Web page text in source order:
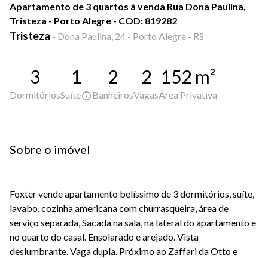
Apartamento de 3 quartos à venda Rua Dona Paulina,
Tristeza - Porto Alegre - COD: 819282
Tristeza - Dona Paulina, 24 - Porto Alegre - RS
3
Dormitórios
1
Suíte
2
Banheiros
2
Vagas
152 m²
Área Privativa
Sobre o imóvel
Foxter vende apartamento belíssimo de 3 dormitórios, suíte,
lavabo, cozinha americana com churrasqueira, área de
serviço separada, Sacada na sala, na lateral do apartamento e
no quarto do casal. Ensolarado e arejado. Vista
deslumbrante. Vaga dupla. Próximo ao Zaffari da Otto e